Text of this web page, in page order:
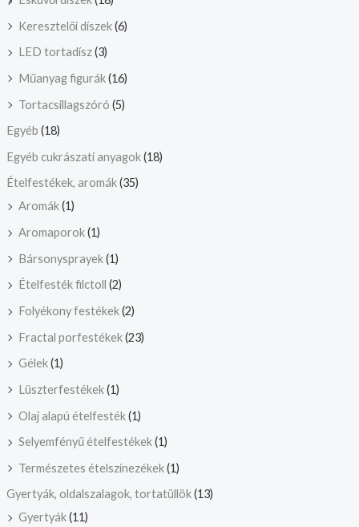
Keresztelői díszek(6)
LED tortadísz(3)
Műanyag figurák(16)
Tortacsillagszóró (5)
Egyéb (18)
Egyéb cukrászati anyagok(18)
Ételfestékek, aromák(35)
Aromák(1)
Aromaporok(1)
Bársonysprayek(1)
Ételfesték filctoll (2)
Folyékony festékek(2)
Fractal porfestékek(23)
Gélek(1)
Lüszterfestékek(1)
Olaj alapú ételfesték(1)
Selyemfényű ételfestékek(1)
Természetes ételszínezékek(1)
Gyertyák, oldalszalagok, tortatüllök(13)
Gyertyák(11)